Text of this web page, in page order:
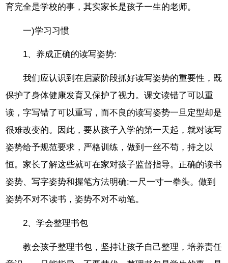
育完全是学校的事，其实家长是孩子一生的老师。
一)学习习惯
1、养成正确的读写姿势:
我们应认识到在启蒙阶段抓好读写姿势的重要性，既
保护了身体健康发育又保护了视力。课文读错了可以重
读，字写错了可以重写，而不良的读写姿势一旦定型却是
很难改变的。因此，要从孩子入学的第一天起，就对读写
姿势给予规范要求，严格训练，做到一丝不苟，持之以
恒。家长了解这些就可在家对孩子监督指导。正确的读书
姿势、写字姿势和握笔方法明确:一尺一寸一拳头。做到
姿势不对不读书，姿势不对不动笔。
2、学会整理书包
教会孩子整理书包，坚持让孩子自己整理，培养责任